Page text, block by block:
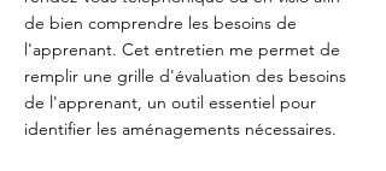
de bien comprendre les besoins de
l'apprenant. Cet entretien me permet de
remplir une grille d'évaluation des besoins
de l'apprenant, un outil essentiel pour
identifier les aménagements nécessaires.